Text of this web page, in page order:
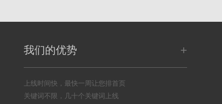
我们的优势 +
上线时间快，最快一周让您排首页
关键词不限，几十个关键词上线